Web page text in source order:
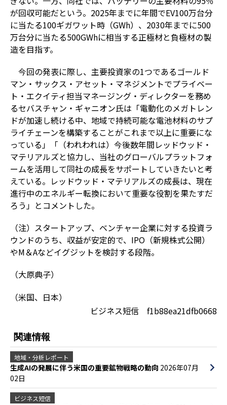
が回収可能だという。2025年までに年間でEV100万台分
に当たる100ギガワット時（GWh）、2030年までに500
万台分に当たる500GWhに相当する正極材と負極材の製
造を目指す。
今回の発表に際し、主要投資家の1つであるゴールド
マン・サックス・アセット・マネジメントでプライベー
ト・エクイティ担当マネージング・ディレクターを務め
るセバスチャン・ギャニオン氏は「電動化のメガトレン
ドが加速し続ける中、地域で持続可能な電池材料のサプ
ライチェーンを構築することがこれまで以上に重要にな
っている」「（われわれは）今後数年間レッドウッド・
マテリアルズと協力し、当社のグローバルプラットフォ
ームを活用して同社の成長をサポートしていきたいと考
えている。レッドウッド・マテリアルズの成長は、現在
進行中のエネルギー転換において重要な役割を果たすだ
ろう」とコメントした。
（注）スタートアップ、ベンチャー企業に対する投資ラ
ウンドのうち、収益が安定的で、IPO（新規株式公開）
やM＆Aなどイグジットを検討する段階。
（大原典子）
（米国、日本）
ビジネス短信 f1b88ea21dfb0668
関連情報
地域・分析レポート
生成AIの発展に伴う米国の重要鉱物戦略の動向 2026年07月
02日
ビジネス短信